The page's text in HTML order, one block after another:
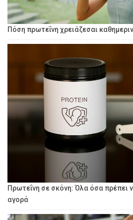
Πόση πρωτεΐνη χρειάζεσαι
Πρωτεΐνη σε σκόνη: Όλα όσα πρέπει
αγορά